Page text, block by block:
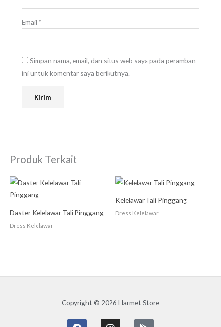
Email *
Simpan nama, email, dan situs web saya pada peramban
ini untuk komentar saya berikutnya.
Produk Terkait
Daster Kelelawar Tali Pinggang
Dress Kelelawar
Kelelawar Tali Pinggang
Dress Kelelawar
Copyright © 2026 Harmet Store
F I G